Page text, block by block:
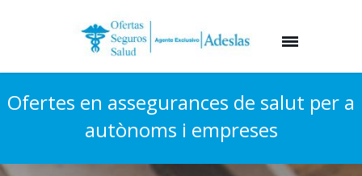
Ofertes en assegurances de salut per a
autònoms i empreses